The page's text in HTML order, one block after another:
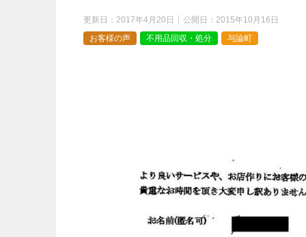
更新日： 2017年4月20日 公開日： 2015年10月16日
お客様の声
不用品回収・処分 与論町